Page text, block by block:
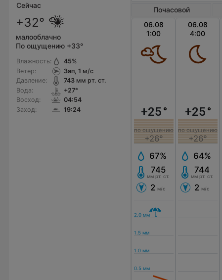
Сейчас
+32°
малооблачно
По ощущению +33°
Влажность:
Ветер:
Давление:
Вода:
Восход:
Заход:
45%
Зап, 1 м/с
743мм рт. ст.
+27°
04:54
19:24
Почасовой
06.08
1:00
+25°
по ощущению
+26°
67%
745
мм рт. ст.
2 м/с
06.08
4:00
+25°
по ощущению
+26°
64%
744
мм рт. ст.
2 м/с